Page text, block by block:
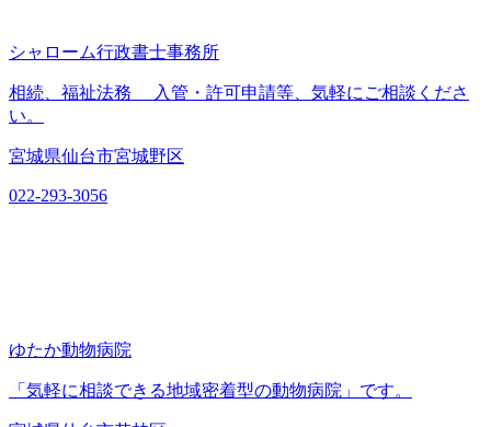
シャローム行政書士事務所
相続、福祉法務 入管・許可申請等、気軽にご相談くださ
い。
宮城県仙台市宮城野区
022-293-3056
ゆたか動物病院
「気軽に相談できる地域密着型の動物病院」です。